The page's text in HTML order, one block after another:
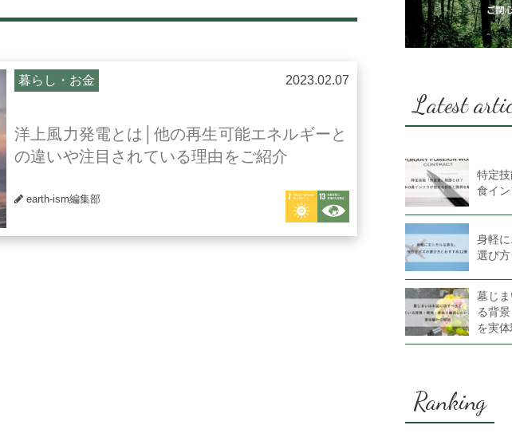
暮らし・お金 2023.02.07
洋上風力発電とは│他の再生可能エネルギーと
の違いや注目されている理由をご紹介
earth-ism編集部
Latest
特定
食イ
身軽
選び
墓じ
る背
を実
Ranking